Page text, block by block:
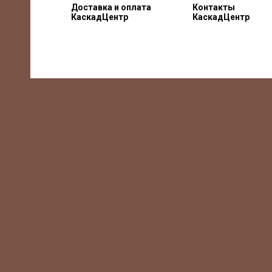
Доставка и оплата
КаскадЦентр
Контакты
КаскадЦентр